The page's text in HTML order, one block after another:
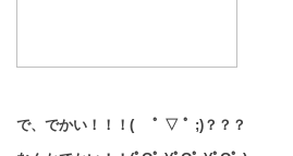
で、でかい！！！( ﾟ ▽ ﾟ ;)？？？